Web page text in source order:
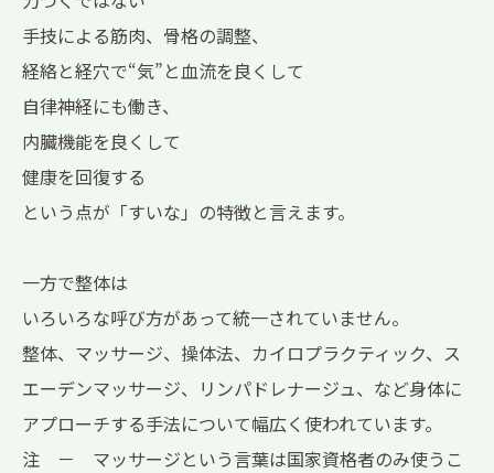
手技による筋肉、骨格の調整、
経絡と経穴で“気”と血流を良くして
自律神経にも働き、
内臓機能を良くして
健康を回復する
という点が「すいな」の特徴と言えます。
一方で整体は
いろいろな呼び方があって統一されていません。
整体、マッサージ、操体法、カイロプラクティック、ス
エーデンマッサージ、リンパドレナージュ、など身体に
アプローチする手法について幅広く使われています。
注 － マッサージという言葉は国家資格者のみ使うこ